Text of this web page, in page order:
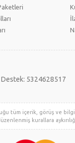
5324628517
tüm içerik, görüş ve
kurallara